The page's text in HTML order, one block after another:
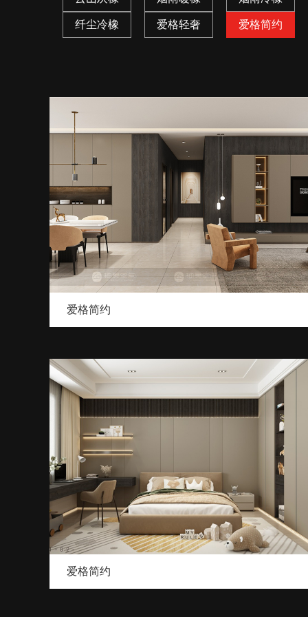
纤尘冷橡 爱格轻奢 爱格简约
爱格简约
爱格简约